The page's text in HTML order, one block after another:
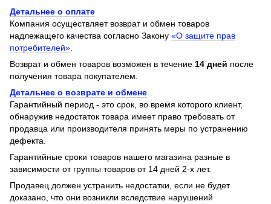
Детальнее о оплате
Компания осуществляет возврат и обмен товаров
надлежащего качества согласно Закону «О защите прав
потребителей».
Возврат и обмен товаров возможен в течение 14 дней после
получения товара покупателем.
Детальнее о возврате и обмене
Гарантийный период - это срок, во время которого клиент,
обнаружив недостаток товара имеет право требовать от
продавца или производителя принять меры по устранению
дефекта.
Гарантийные сроки товаров нашего магазина разные в
зависимости от группы товаров от 14 дней 2-х лет.
Продавец должен устранить недостатки, если не будет
доказано, что они возникли вследствие нарушений